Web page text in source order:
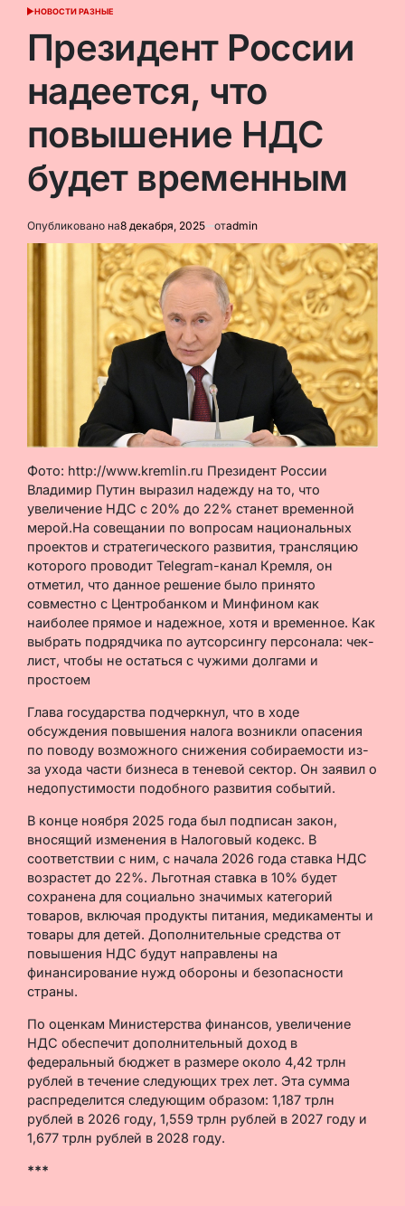
ОПУБЛИКОВАНО
НОВОСТИ РАЗНЫЕ
Президент России
надеется, что
повышение НДС
будет временным
Опубликовано на8 декабря, 2025 отadmin
Фото: http://www.kremlin.ru Президент России
Владимир Путин выразил надежду на то, что
увеличение НДС с 20% до 22% станет временной
мерой.На совещании по вопросам национальных
проектов и стратегического развития, трансляцию
которого проводит Telegram-канал Кремля, он
отметил, что данное решение было принято
совместно с Центробанком и Минфином как
наиболее прямое и надежное, хотя и временное. Как
выбрать подрядчика по аутсорсингу персонала: чек-
лист, чтобы не остаться с чужими долгами и
простоем
Глава государства подчеркнул, что в ходе
обсуждения повышения налога возникли опасения
по поводу возможного снижения собираемости из-
за ухода части бизнеса в теневой сектор. Он заявил о
недопустимости подобного развития событий.
В конце ноября 2025 года был подписан закон,
вносящий изменения в Налоговый кодекс. В
соответствии с ним, с начала 2026 года ставка НДС
возрастет до 22%. Льготная ставка в 10% будет
сохранена для социально значимых категорий
товаров, включая продукты питания, медикаменты и
товары для детей. Дополнительные средства от
повышения НДС будут направлены на
финансирование нужд обороны и безопасности
страны.
По оценкам Министерства финансов, увеличение
НДС обеспечит дополнительный доход в
федеральный бюджет в размере около 4,42 трлн
рублей в течение следующих трех лет. Эта сумма
распределится следующим образом: 1,187 трлн
рублей в 2026 году, 1,559 трлн рублей в 2027 году и
1,677 трлн рублей в 2028 году.
***